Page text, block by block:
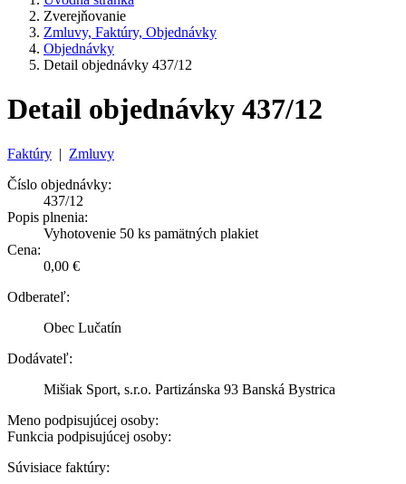
Zverejňovanie
Zmluvy, Faktúry, Objednávky
Objednávky
Detail objednávky 437/12
Detail objednávky 437/12
Faktúry | Zmluvy
Číslo objednávky:
437/12
Popis plnenia:
Vyhotovenie 50 ks pamätných plakiet
Cena:
0,00 €
Odberateľ:
Obec Lučatín
Dodávateľ:
Mišiak Sport, s.r.o. Partizánska 93 Banská Bystrica
Meno podpisujúcej osoby:
Funkcia podpisujúcej osoby:
Súvisiace faktúry: